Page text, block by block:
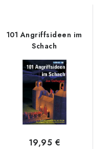
101 Angriffsideen im
Schach
19,95 €